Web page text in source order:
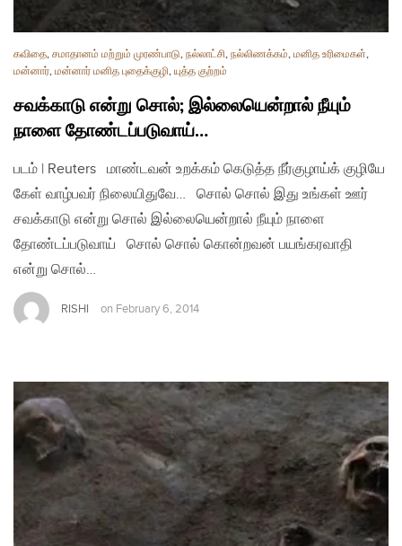
கவிதை, சமாதானம் மற்றும் முரண்பாடு, நல்லாட்சி, நல்லிணக்கம், மனித உரிமைகள்,
மன்னார், மன்னார் மனித புதைக்குழி, யுத்த குற்றம்
சவக்காடு என்று சொல்; இல்லையென்றால் நீயும்
நாளை தோண்டப்படுவாய்…
படம் | Reuters மாண்டவன் உறக்கம் கெடுத்த நீர்குழாய்க் குழியே
கேள் வாழ்பவர் நிலையிதுவே… சொல் சொல் இது உங்கள் ஊர்
சவக்காடு என்று சொல் இல்லையென்றால் நீயும் நாளை
தோண்டப்படுவாய் சொல் சொல் கொன்றவன் பயங்கரவாதி
என்று சொல்…
RISHI on February 6, 2014